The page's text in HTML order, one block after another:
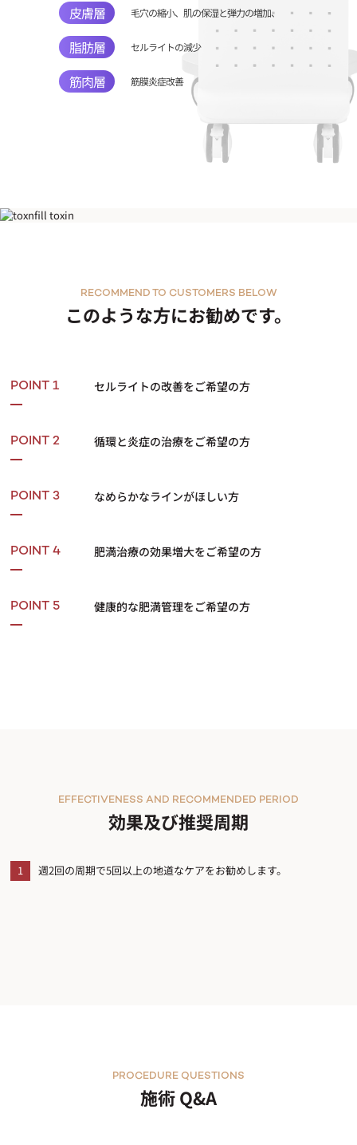
皮膚層 毛穴の縮小、肌の保湿と弾力の増加、
脂肪層 セルライトの減少
筋肉層 筋膜炎症改善
このような方にお勧めです。
RECOMMEND TO CUSTOMERS BELOW
POINT 1 セルライトの改善をご希望の方
POINT 2 循環と炎症の治療をご希望の方
POINT 3 なめらかなラインがほしい方
POINT 4 肥満治療の効果増大をご希望の方
POINT 5 健康的な肥満管理をご希望の方
効果及び推奨周期
EFFECTIVENESS AND RECOMMENDED PERIOD
1 週2回の周期で5回以上の地道なケアをお勧めします。
施術 Q&A
PROCEDURE QUESTIONS